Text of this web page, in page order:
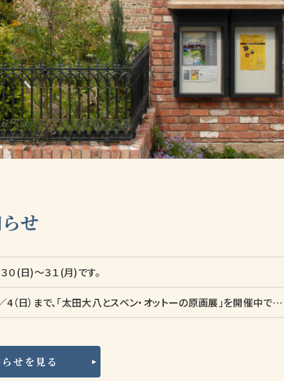
せ
０(日)～３１(月)です。
祈りの丘絵本美術館では、2階大フロアにて、7／7（火）～10／4（日）まで、「太田大八とスベン・オットーの原画展」を開催中です。
せを見る